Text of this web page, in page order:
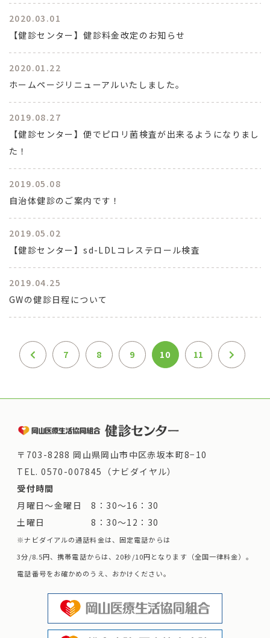
2020.03.01
【健診センター】健診料金改定のお知らせ
2020.01.22
ホームページリニューアルいたしました。
2019.08.27
【健診センター】便でピロリ菌検査が出来るようになりまし
た！
2019.05.08
自治体健診のご案内です！
2019.05.02
【健診センター】sd-LDLコレステロール検査
2019.04.25
GWの健診日程について
7 8 9 10 11
〒703-8288 岡山県岡山市中区赤坂本町8−10
TEL.0570-007845（ナビダイヤル）
受付時間
月曜日～金曜日 8：30～16：30
土曜日 8：30～12：30
※ナビダイアルの通話料金は、固定電話からは
3分/8.5円、携帯電話からは、20秒/10円となります（全国一律料金）。
電話番号をお確かめのうえ、おかけください。